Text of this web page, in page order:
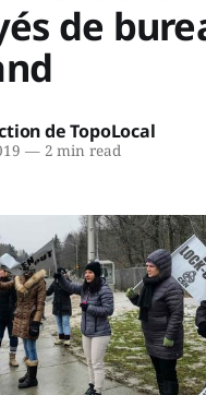
de
de TopoLocal
—2 min read